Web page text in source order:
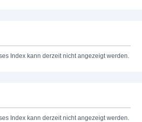
Index kann derzeit nicht angezeigt werden.
Index kann derzeit nicht angezeigt werden.